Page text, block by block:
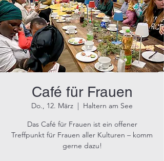
Café für Frauen
Do., 12. März
  |
Haltern am See
Das Café für Frauen ist ein offener
Treffpunkt für Frauen aller Kulturen – komm
gerne dazu!​